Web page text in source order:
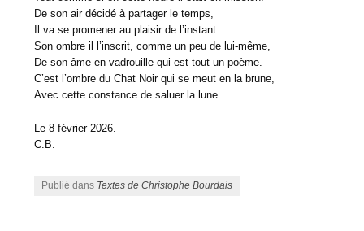
De son air décidé à partager le temps,
Il va se promener au plaisir de l’instant.
Son ombre il l’inscrit, comme un peu de lui-même,
De son âme en vadrouille qui est tout un poème.
C’est l’ombre du Chat Noir qui se meut en la brune,
Avec cette constance de saluer la lune.
Le 8 février 2026.
C.B.
Publié dans Textes de Christophe Bourdais